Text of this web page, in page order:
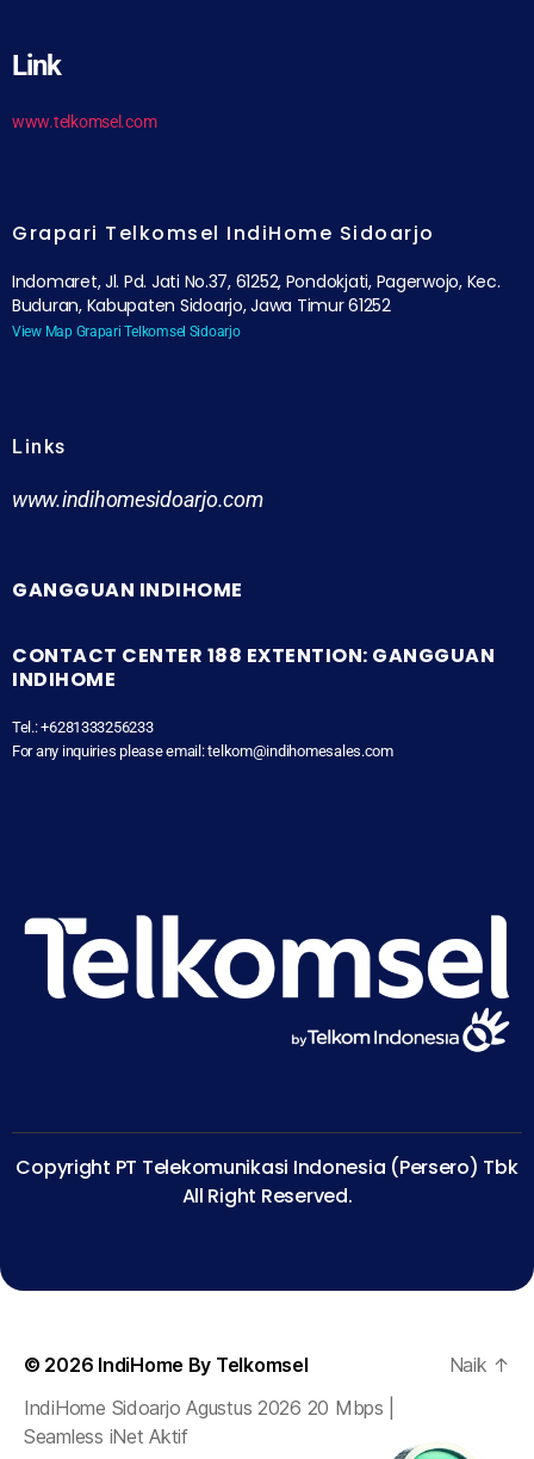
Link
www.telkomsel.com
Grapari Telkomsel IndiHome Sidoarjo
Indomaret, Jl. Pd. Jati No.37, 61252, Pondokjati, Pagerwojo, Kec.
Buduran, Kabupaten Sidoarjo, Jawa Timur 61252
View Map Grapari Telkomsel Sidoarjo
Links
www.indihomesidoarjo.com
GANGGUAN INDIHOME
CONTACT CENTER 188 EXTENTION: GANGGUAN
INDIHOME
Tel.: +6281333256233
For any inquiries please email: telkom@indihomesales.com
Copyright PT Telekomunikasi Indonesia (Persero) Tbk
All Right Reserved.
© 2026 IndiHome By Telkomsel
IndiHome Sidoarjo Agustus 2026 20 Mbps |
Seamless iNet Aktif
Naik ↑